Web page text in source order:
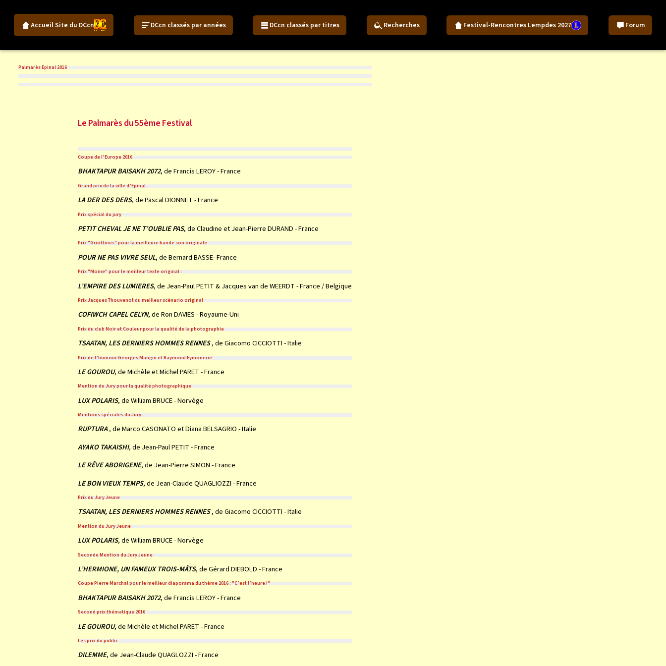
Accueil Site du DCcn DCcn classés par années DCcn classés par titres Recherches Festival-Rencontres Lempdes 2027 Forum
Palmarès Epinal 2016
Le Palmarès du 55ème Festival
Coupe de l’Europe 2016
BHAKTAPUR BAISAKH 2072, de Francis LEROY - France
Grand prix de la ville d’Epinal
LA DER DES DERS, de Pascal DIONNET - France
Prix spécial du jury
PETIT CHEVAL JE NE T’OUBLIE PAS, de Claudine et Jean-Pierre DURAND - France
Prix "Griottines" pour la meilleure bande son originale
POUR NE PAS VIVRE SEUL, de Bernard BASSE- France
Prix "Moine" pour le meilleur texte original :
L’EMPIRE DES LUMIERES, de Jean-Paul PETIT & Jacques van de WEERDT - France / Belgique
Prix Jacques Thouvenot du meilleur scénario original
COFIWCH CAPEL CELYN, de Ron DAVIES - Royaume-Uni
Prix du club Noir et Couleur pour la qualité de la photographie
TSAATAN, LES DERNIERS HOMMES RENNES, de Giacomo CICCIOTTI - Italie
Prix de l’humour Georges Mangin et Raymond Eymonerie
LE GOUROU, de Michèle et Michel PARET - France
Mention du Jury pour la qualité photographique
LUX POLARIS, de William BRUCE - Norvège
Mentions spéciales du Jury :
RUPTURA, de Marco CASONATO et Diana BELSAGRIO - Italie
AYAKO TAKAISHI, de Jean-Paul PETIT - France
LE RÊVE ABORIGENE, de Jean-Pierre SIMON - France
LE BON VIEUX TEMPS, de Jean-Claude QUAGLIOZZI - France
Prix du Jury Jeune
TSAATAN, LES DERNIERS HOMMES RENNES, de Giacomo CICCIOTTI - Italie
Mention du Jury Jeune
LUX POLARIS, de William BRUCE - Norvège
Seconde Mention du Jury Jeune
L’HERMIONE, UN FAMEUX TROIS-MÂTS, de Gérard DIEBOLD - France
Coupe Pierre Marchal pour le meilleur diaporama du thème 2016 : "C’est l’heure !"
BHAKTAPUR BAISAKH 2072, de Francis LEROY - France
Second prix thématique 2016
LE GOUROU, de Michèle et Michel PARET - France
Les prix du public
DILEMME, de Jean-Claude QUAGLOZZI - France